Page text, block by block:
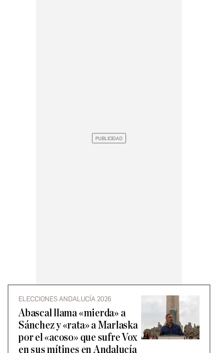
ELECCIONES ANDALUCÍA 2026
Abascal llama «mierda» a
Sánchez y «rata» a Marlaska
por el «acoso» que sufre Vox
en sus mítines en Andalucía